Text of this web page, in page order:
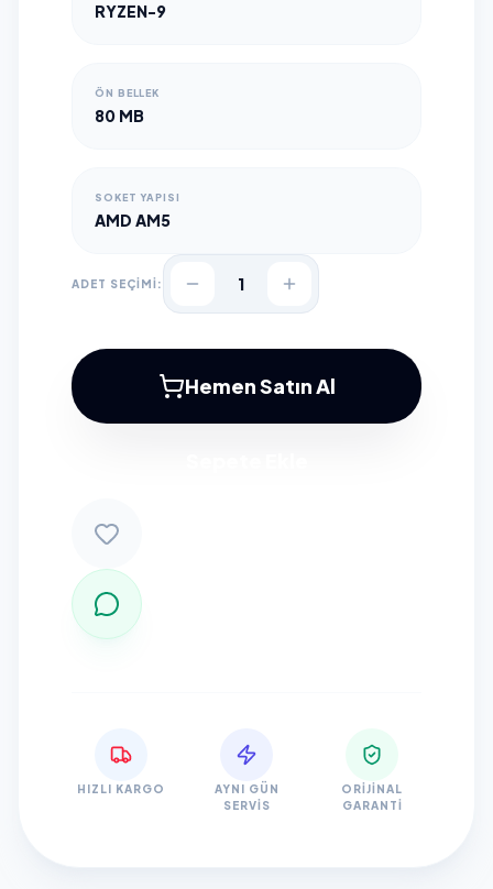
RYZEN-9
ÖN BELLEK
80 MB
SOKET YAPISI
AMD AM5
ADET SEÇİMİ: 1
Hemen Satın Al
HIZLI KARGO
AYNI GÜN
SERVIS
ORIJINAL
GARANTI